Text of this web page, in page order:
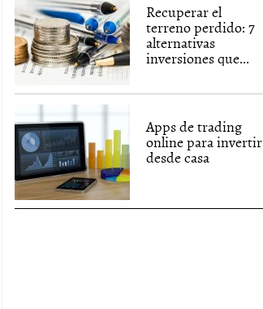
Recuperar el
terreno perdido: 7
alternativas
inversiones que...
Apps de trading
online para invertir
desde casa